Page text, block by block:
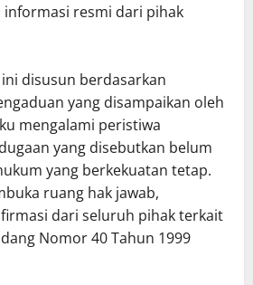
resmi dari pihak
disusun berdasarkan
yang disampaikan oleh
mengalami peristiwa
yang disebutkan belum
yang berkekuatan tetap.
ruang hak jawab,
dari seluruh pihak terkait
Nomor 40 Tahun 1999